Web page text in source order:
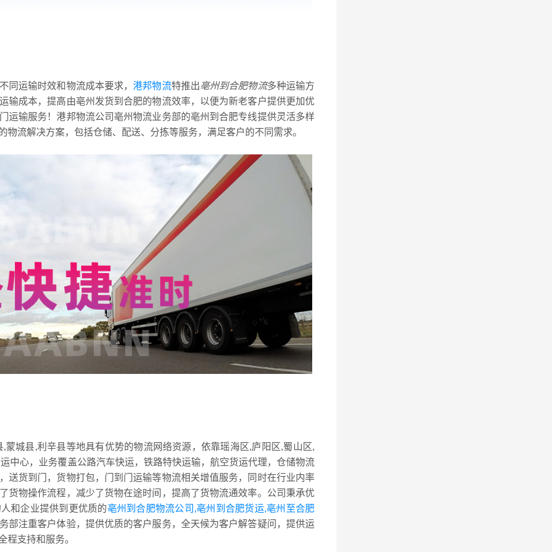
同运输时效和物流成本要求，港邦物流特推出亳州到合肥物流多种运输方
输成本，提高由亳州发货到合肥的物流效率，以便为新老客户提供更加优
运输服务！港邦物流公司亳州物流业务部的亳州到合肥专线提供灵活多样
流解决方案，包括仓储、配送、分拣等服务，满足客户的不同需求。
城县,利辛县等地具有优势的物流网络资源，依靠瑶海区,庐阳区,蜀山区,
中心，业务覆盖公路汽车快运，铁路特快运输，航空货运代理，仓储物流
送货到门，货物打包，门到门运输等物流相关增值服务，同时在行业内率
货物操作流程，减少了货物在途时间，提高了货物流通效率。公司秉承优
和企业提供到更优质的亳州到合肥物流公司,亳州到合肥货运,亳州至合肥
部注重客户体验，提供优质的客户服务，全天候为客户解答疑问，提供运
程支持和服务。